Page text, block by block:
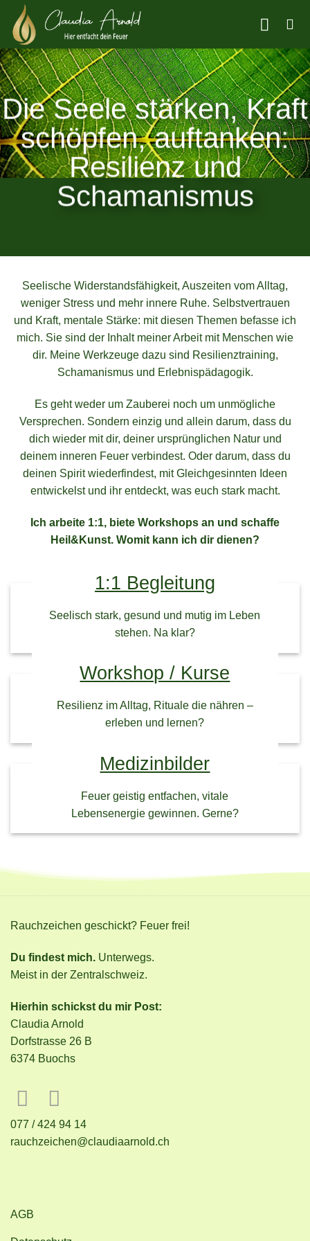
Inhalt
springen
Die Seele stärken, Kraft
schöpfen, auftanken:
Resilienz und
Schamanismus
Seelische Widerstandsfähigkeit, Auszeiten vom Alltag,
weniger Stress und mehr innere Ruhe. Selbstvertrauen
und Kraft, mentale Stärke: mit diesen Themen befasse ich
mich. Sie sind der Inhalt meiner Arbeit mit Menschen wie
dir. Meine Werkzeuge dazu sind Resilienztraining,
Schamanismus und Erlebnispädagogik.
Es geht weder um Zauberei noch um unmögliche
Versprechen. Sondern einzig und allein darum, dass du
dich wieder mit dir, deiner ursprünglichen Natur und
deinem inneren Feuer verbindest. Oder darum, dass du
deinen Spirit wiederfindest, mit Gleichgesinnten Ideen
entwickelst und ihr entdeckt, was euch stark macht.
Ich arbeite 1:1, biete Workshops an und schaffe
Heil&Kunst. Womit kann ich dir dienen?
1:1 Begleitung
Seelisch stark, gesund und mutig im Leben
stehen. Na klar?
Workshop / Kurse
Resilienz im Alltag, Rituale die nähren –
erleben und lernen?
Medizinbilder
Feuer geistig entfachen, vitale
Lebensenergie gewinnen. Gerne?
Rauchzeichen geschickt? Feuer frei!
Du findest mich. Unterwegs.
Meist in der Zentralschweiz.
Hierhin schickst du mir Post:
Claudia Arnold
Dorfstrasse 26 B
6374 Buochs
077 / 424 94 14
rauchzeichen@claudiaarnold.ch
AGB